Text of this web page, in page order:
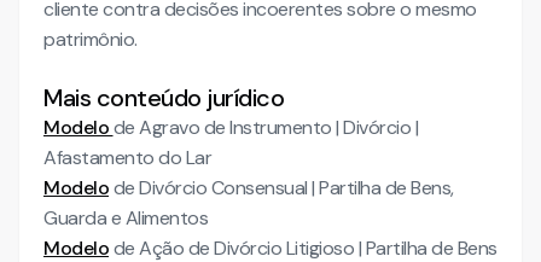
cliente contra decisões incoerentes sobre o mesmo
patrimônio.
Mais conteúdo jurídico
Modelode Agravo de Instrumento | Divórcio |
Afastamento do Lar
Modelode Divórcio Consensual | Partilha de Bens,
Guarda e Alimentos
Modelode Ação de Divórcio Litigioso | Partilha de Bens